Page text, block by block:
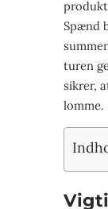
Spænd
turen
sikrer,
lomme.